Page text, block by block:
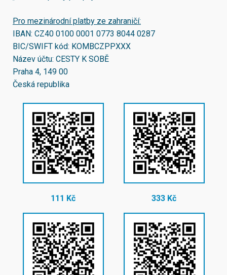
Pro mezinárodní platby ze zahraničí:
IBAN: CZ40 0100 0001 0773 8044 0287
BIC/SWIFT kód: KOMBCZPPXXX
Název účtu: CESTY K SOBĚ
Praha 4, 149 00
Česká republika
111 Kč 333 Kč